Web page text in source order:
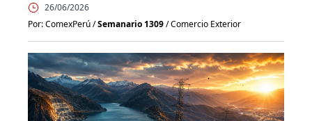
26/06/2026
Por: ComexPerú /Semanario 1309/ Comercio Exterior